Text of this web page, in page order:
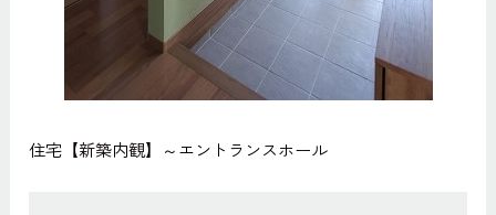
住宅【新築内観】～エントランスホール